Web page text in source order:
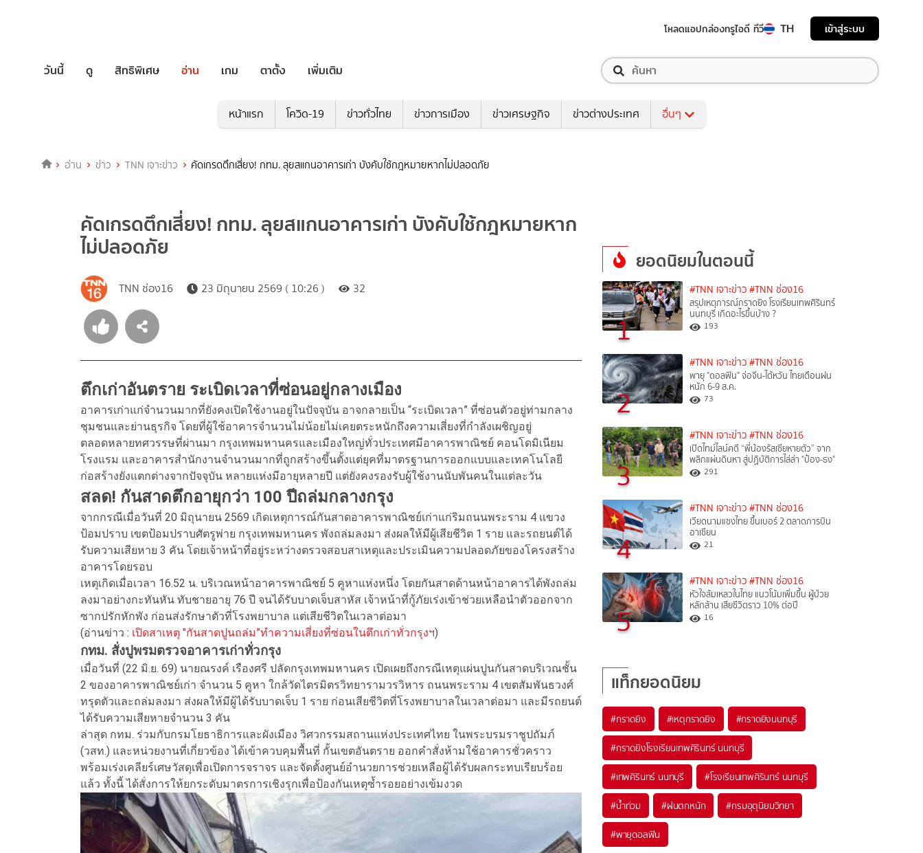
โหลดแอปกล่องทรูไอดี ทีวี TH เข้าสู่ระบบ
วันนี้ ดู สิทธิพิเศษ อ่าน เกม ตาตั้ง เพิ่มเติม
หน้าแรก โควิด-19 ข่าวทั่วไทย ข่าวการเมือง ข่าวเศรษฐกิจ ข่าวต่างประเทศ อื่นๆ
อ่าน ข่าว TNN เจาะข่าว คัดเกรดตึกเสี่ยง! กทม. ลุยสแกนอาคารเก่า บังคับใช้กฎหมายหากไม่ปลอดภัย
คัดเกรดตึกเสี่ยง! กทม. ลุยสแกนอาคารเก่า บังคับใช้กฎหมายหาก
ไม่ปลอดภัย
TNN ช่อง16 23 มิถุนายน 2569 ( 10:26 ) 32
ตึกเก่าอันตราย ระเบิดเวลาที่ซ่อนอยู่กลางเมือง
อาคารเก่าแก่จำนวนมากที่ยังคงเปิดใช้งานอยู่ในปัจจุบัน อาจกลายเป็น “ระเบิดเวลา” ที่ซ่อนตัวอยู่ท่ามกลาง
ชุมชนและย่านธุรกิจ โดยที่ผู้ใช้อาคารจำนวนไม่น้อยไม่เคยตระหนักถึงความเสี่ยงที่กำลังเผชิญอยู่
ตลอดหลายทศวรรษที่ผ่านมา กรุงเทพมหานครและเมืองใหญ่ทั่วประเทศมีอาคารพาณิชย์ คอนโดมิเนียม
โรงแรม และอาคารสำนักงานจำนวนมากที่ถูกสร้างขึ้นตั้งแต่ยุคที่มาตรฐานการออกแบบและเทคโนโลยี
ก่อสร้างยังแตกต่างจากปัจจุบัน หลายแห่งมีอายุหลายปี แต่ยังคงรองรับผู้ใช้งานนับพันคนในแต่ละวัน
สลด! กันสาดตึกอายุกว่า 100 ปีถล่มกลางกรุง
จากกรณีเมื่อวันที่ 20 มิถุนายน 2569 เกิดเหตุการณ์กันสาดอาคารพาณิชย์เก่าแก่ริมถนนพระราม 4 แขวง
ป้อมปราบ เขตป้อมปราบศัตรูพ่าย กรุงเทพมหานคร พังถล่มลงมา ส่งผลให้มีผู้เสียชีวิต 1 ราย และรถยนต์ได้
รับความเสียหาย 3 คัน โดยเจ้าหน้าที่อยู่ระหว่างตรวจสอบสาเหตุและประเมินความปลอดภัยของโครงสร้าง
อาคารโดยรอบ
เหตุเกิดเมื่อเวลา 16.52 น. บริเวณหน้าอาคารพาณิชย์ 5 คูหาแห่งหนึ่ง โดยกันสาดด้านหน้าอาคารได้พังถล่ม
ลงมาอย่างกะทันหัน ทับชายอายุ 76 ปี จนได้รับบาดเจ็บสาหัส เจ้าหน้าที่กู้ภัยเร่งเข้าช่วยเหลือนำตัวออกจาก
ซากปรักหักพัง ก่อนส่งรักษาตัวที่โรงพยาบาล แต่เสียชีวิตในเวลาต่อมา
(อ่านข่าว : เปิดสาเหตุ "กันสาดปูนถล่ม”ทำความเสี่ยงที่ซ่อนในตึกเก่าทั่วกรุงฯ)
กทม. สั่งปูพรมตรวจอาคารเก่าทั่วกรุง
เมื่อวันที่ (22 มิ.ย. 69) นายณรงค์ เรืองศรี ปลัดกรุงเทพมหานคร เปิดเผยถึงกรณีเหตุแผ่นปูนกันสาดบริเวณชั้น
2 ของอาคารพาณิชย์เก่า จำนวน 5 คูหา ใกล้วัดไตรมิตรวิทยารามวรวิหาร ถนนพระราม 4 เขตสัมพันธวงศ์
ทรุดตัวและถล่มลงมา ส่งผลให้มีผู้ได้รับบาดเจ็บ 1 ราย ก่อนเสียชีวิตที่โรงพยาบาลในเวลาต่อมา และมีรถยนต์
ได้รับความเสียหายจำนวน 3 คัน
ล่าสุด กทม. ร่วมกับกรมโยธาธิการและผังเมือง วิศวกรรมสถานแห่งประเทศไทย ในพระบรมราชูปถัมภ์
(วสท.) และหน่วยงานที่เกี่ยวข้อง ได้เข้าควบคุมพื้นที่ กั้นเขตอันตราย ออกคำสั่งห้ามใช้อาคารชั่วคราว
พร้อมเร่งเคลียร์เศษวัสดุเพื่อเปิดการจราจร และจัดตั้งศูนย์อำนวยการช่วยเหลือผู้ได้รับผลกระทบเรียบร้อย
แล้ว ทั้งนี้ ได้สั่งการให้ยกระดับมาตรการเชิงรุกเพื่อป้องกันเหตุซ้ำรอยอย่างเข้มงวด
ยอดนิยมในตอนนี้
1
#TNN เจาะข่าว #TNN ช่อง16
สรุปเหตุการณ์กราดยิง โรงเรียนเทพศิรินทร์
นนทบุรี เกิดอะไรขึ้นบ้าง ?
193
2
#TNN เจาะข่าว #TNN ช่อง16
พายุ "ดอลฟิน" จ่อจีน-ไต้หวัน ไทยเตือนฝน
หนัก 6-9 ส.ค.
73
3
#TNN เจาะข่าว #TNN ช่อง16
เปิดไทม์ไลน์คดี “พี่น้องรัสเซียหายตัว” จาก
พลิกแผ่นดินหา สู่ปฏิบัติการไล่ล่า "ป๋อง-ธง"
291
4
#TNN เจาะข่าว #TNN ช่อง16
เวียดนามแซงไทย ขึ้นเบอร์ 2 ตลาดการบิน
อาเซียน
21
5
#TNN เจาะข่าว #TNN ช่อง16
หัวใจล้มเหลวในไทย แนวโน้มเพิ่มขึ้น ผู้ป่วย
หลักล้าน เสียชีวิตราว 10% ต่อปี
16
แท็กยอดนิยม
#กราดยิง #เหตุกราดยิง #กราดยิงนนทบุรี
#กราดยิงโรงเรียนเทพศิรินทร์ นนทบุรี
#เทพศิรินทร์ นนทบุรี #โรงเรียนเทพศิรินทร์ นนทบุรี
#น้ำท่วม #ฝนตกหนัก #กรมอุตุนิยมวิทยา
#พายุดอลฟิน